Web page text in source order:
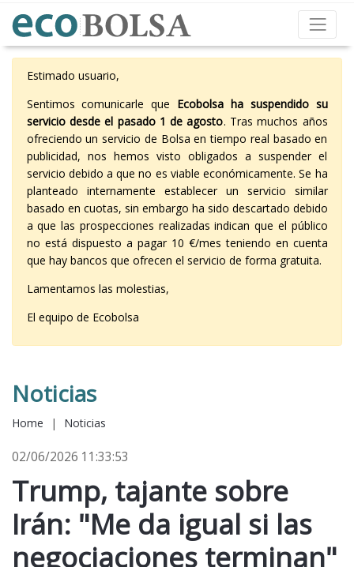
Estimado usuario,
Sentimos comunicarle que Ecobolsa ha suspendido su
servicio desde el pasado 1 de agosto. Tras muchos años
ofreciendo un servicio de Bolsa en tiempo real basado en
publicidad, nos hemos visto obligados a suspender el
servicio debido a que no es viable económicamente. Se ha
planteado internamente establecer un servicio similar
basado en cuotas, sin embargo ha sido descartado debido
a que las prospecciones realizadas indican que el público
no está dispuesto a pagar 10 €/mes teniendo en cuenta
que hay bancos que ofrecen el servicio de forma gratuita.
Lamentamos las molestias,
El equipo de Ecobolsa
Noticias
Home | Noticias
02/06/2026 11:33:53
Trump, tajante sobre
Irán: "Me da igual si las
negociaciones terminan"